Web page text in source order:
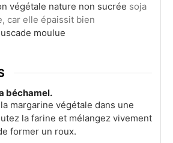
végétale nature non sucrée soja
car elle épaissit bien
moulue
béchamel.
margarine végétale dans une
la farine et mélangez vivement
former un roux.